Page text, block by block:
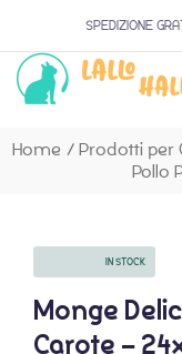
SPEDIZIONE
Home / Prodotti per
Pollo
IN STOCK
Monge
Carote –